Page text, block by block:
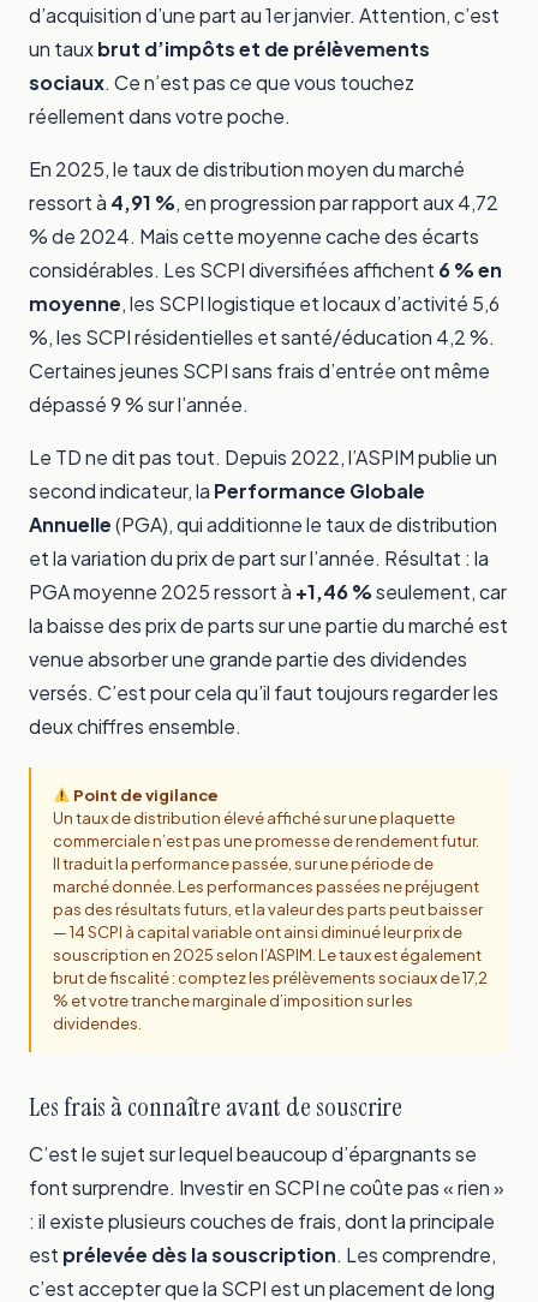
d’acquisition d’une part au 1er janvier. Attention, c’est
un tauxbrut d’impôts et de prélèvements
sociaux. Ce n’est pas ce que vous touchez
réellement dans votre poche.
En 2025, le taux de distribution moyen du marché
ressort à 4,91 %, en progression par rapport aux 4,72
% de 2024. Mais cette moyenne cache des écarts
considérables. Les SCPI diversifiées affichent 6 % en
moyenne, les SCPI logistique et locaux d’activité 5,6
%, les SCPI résidentielles et santé/éducation 4,2 %.
Certaines jeunes SCPI sans frais d’entrée ont même
dépassé 9 % sur l’année.
Le TD ne dit pas tout. Depuis 2022, l’ASPIM publie un
second indicateur, la Performance Globale
Annuelle(PGA), qui additionne le taux de distribution
et la variation du prix de part sur l’année. Résultat : la
PGA moyenne 2025 ressort à +1,46 %seulement, car
la baisse des prix de parts sur une partie du marché est
venue absorber une grande partie des dividendes
versés. C’est pour cela qu’il faut toujours regarder les
deux chiffres ensemble.
Point de vigilance
Un taux de distribution élevé affiché sur une plaquette
commerciale n’est pas une promesse de rendement futur.
Il traduit la performance passée, sur une période de
marché donnée. Les performances passées ne préjugent
pas des résultats futurs, et la valeur des parts peut baisser
— 14 SCPI à capital variable ont ainsi diminué leur prix de
souscription en 2025 selon l’ASPIM. Le taux est également
brut de fiscalité : comptez les prélèvements sociaux de 17,2
% et votre tranche marginale d’imposition sur les
dividendes.
Les frais à connaître avant de souscrire
C’est le sujet sur lequel beaucoup d’épargnants se
font surprendre. Investir en SCPI ne coûte pas « rien »
: il existe plusieurs couches de frais, dont la principale
est prélevée dès la souscription. Les comprendre,
c’est accepter que la SCPI est un placement de long